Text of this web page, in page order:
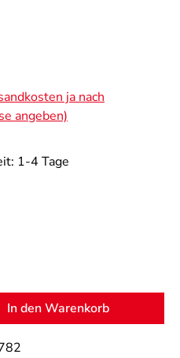
ja nach
angeben)
1-4 Tage
den gewünschten
In den Warenkorb